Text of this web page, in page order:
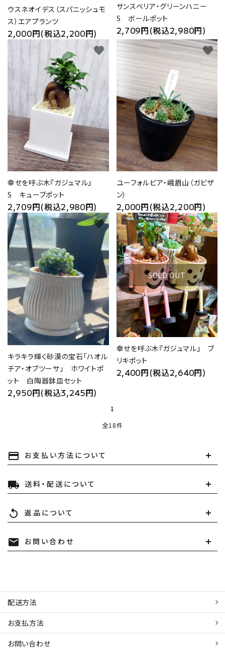
ウスネオイデス（スパニッシュモ
ス）エアプランツ
2,000円(税込2,200円)
サンスベリア・グリーンハニー
S ボールポット
2,709円(税込2,980円)
幸せを呼ぶ木『ガジュマル』
S キューブポット
2,709円(税込2,980円)
favorite
ユーフォルビア・峨眉山（ガビザ
ン）
2,000円(税込2,200円)
favorite
キラキラ輝く砂漠の宝石「ハオル
チア・オブツーサ」 ホワイトポ
ット 白陶器鉢皿セット
2,950円(税込3,245円)
favorite
SOLD OUT
幸せを呼ぶ木『ガジュマル』 ブ
リキポット
2,400円(税込2,640円)
favorite
1
全18件
キーワード
カテゴリー
payment お支払い方法について
local_shipping 送料・配送について
replay 返品について
mail お問い合わせ
配送方法
お支払方法
お問い合わせ